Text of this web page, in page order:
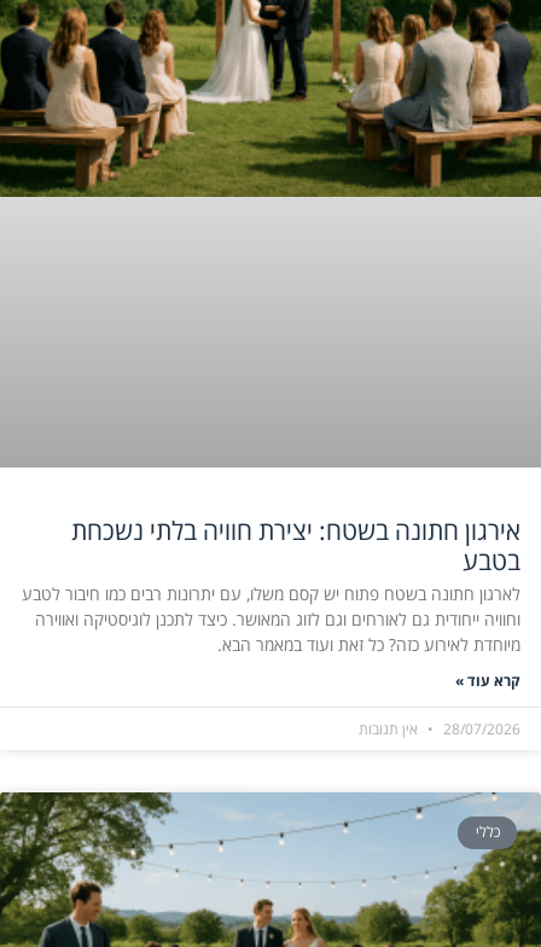
אירגון חתונה בשטח: יצירת חוויה בלתי נשכחת
בטבע
לארגון חתונה בשטח פתוח יש קסם משלו, עם יתרונות רבים כמו חיבור לטבע
וחוויה ייחודית גם לאורחים וגם לזוג המאושר. כיצד לתכנן לוגיסטיקה ואווירה
מיוחדת לאירוע כזה? כל זאת ועוד במאמר הבא.
קרא עוד »
28/07/2026 אין תגובות
כללי